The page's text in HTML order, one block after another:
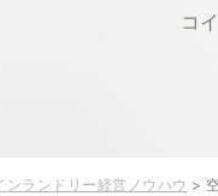
コ
ンランドリー経営ノウハウ >